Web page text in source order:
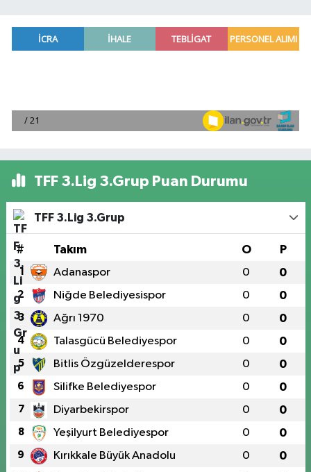
TFF 3.Lig 3.Grup Puan Durumu
TFF 3.Lig 3.Grup
# Takım O P
1 Adanaspor 0 0
2 Niğde Belediyesispor 0 0
3 Ağrı 1970 0 0
4 Talasgücü Belediyespor 0 0
5 Bitlis Özgüzelderespor 0 0
6 Silifke Belediyespor 0 0
7 Diyarbekirspor 0 0
8 Yeşilyurt Belediyespor 0 0
9 Kırıkkale Büyük Anadolu 0 0